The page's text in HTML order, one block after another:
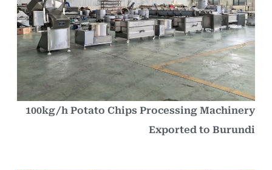
100kg/h Potato Chips Processing Machinery
Exported to Burundi